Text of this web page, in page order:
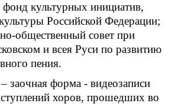
фонд культурных инициатив,
Российской Федерации;
общественный совет при
и всея Руси по развитию
пения.
заочная форма - видеозаписи
хоров, прошедших во